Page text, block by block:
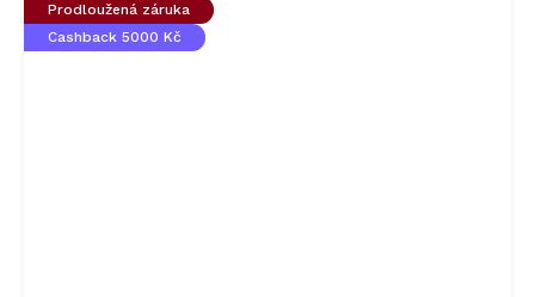
Prodloužená záruka
Cashback 5000 Kč